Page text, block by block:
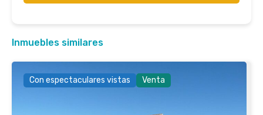
Inmuebles similares
Con espectaculares vistas Venta